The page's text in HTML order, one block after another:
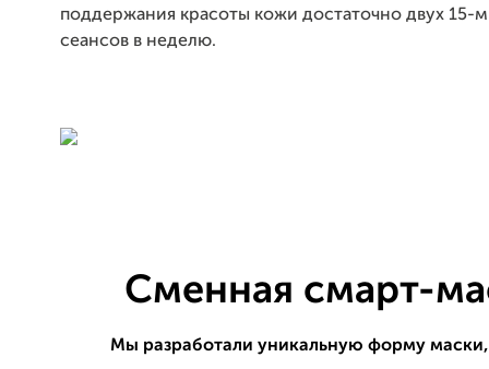
поддержания красоты кожи достаточно двух 15-
сеансов в неделю.
Сменная смарт-
Мы разработали уникальную форму